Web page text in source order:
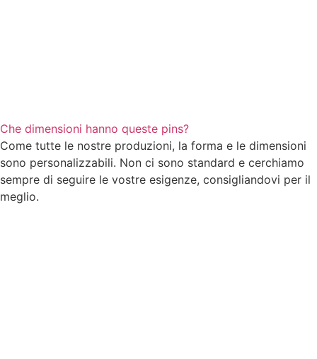
Che dimensioni hanno queste pins?
Come tutte le nostre produzioni, la forma e le dimensioni
sono personalizzabili. Non ci sono standard e cerchiamo
sempre di seguire le vostre esigenze, consigliandovi per il
meglio.